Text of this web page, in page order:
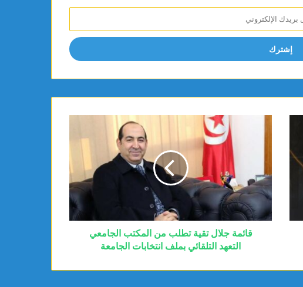
قائمة جلال تقية تطلب من المكتب الجامعي
التعهد التلقائي بملف انتخابات الجامعة